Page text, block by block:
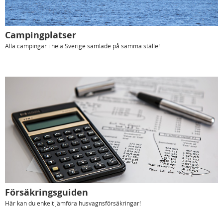
Campingplatser
Alla campingar i hela Sverige samlade på samma ställe!
Försäkringsguiden
Här kan du enkelt jämföra husvagnsförsäkringar!